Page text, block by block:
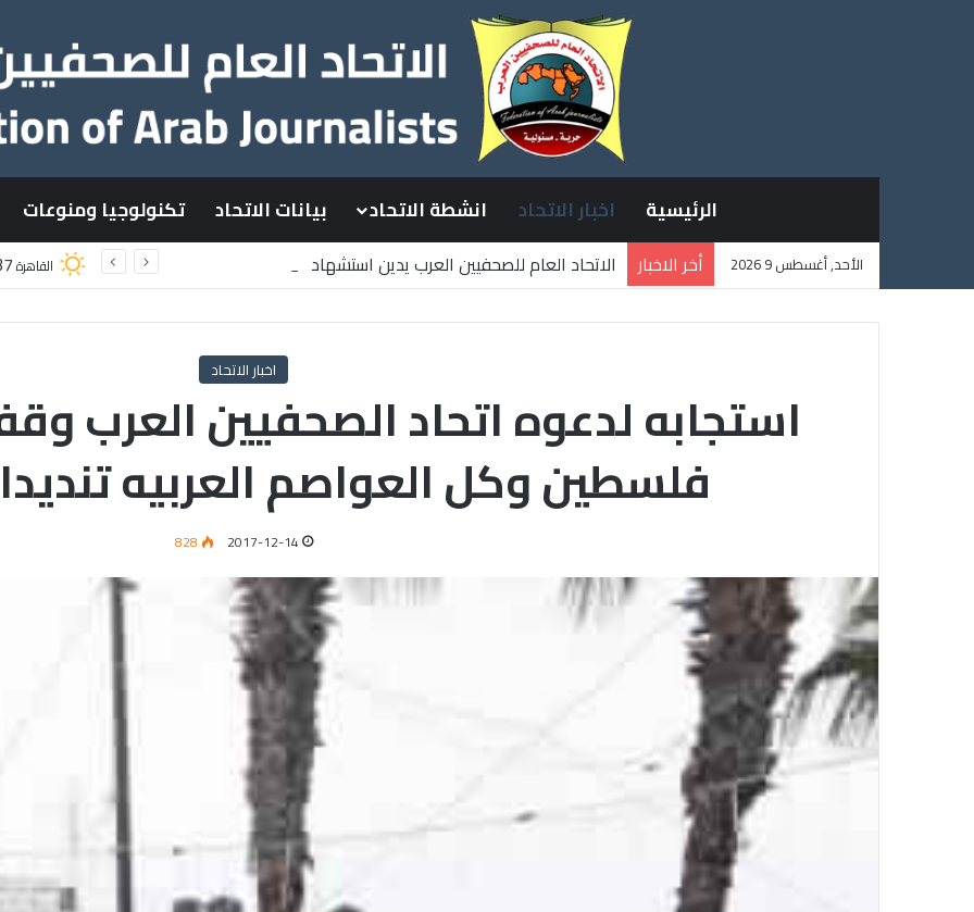
الرئيسية اخبار الاتحاد انشطة الاتحاد بيانات الاتحاد تكنولوجيا ومنوعات
الأحد, أغسطس 9 2026 أخر الاخبار
الاتحاد العام للصحفيين العرب يدين استشهاد
القاهرة
اخبار الاتحاد
استجابه لدعوه اتحاد الصحفيين العرب
فلسطين وكل العواصم العربيه تنديدا
2017-12-14
828